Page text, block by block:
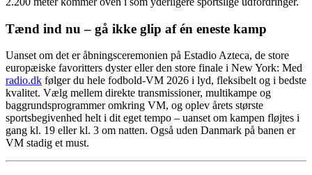
Tænd ind nu – gå ikke glip af én eneste kamp
Uanset om det er åbningsceremonien på Estadio Azteca, de store
europæiske favoritters dyster eller den store finale i New York: Med
radio.dk følger du hele fodbold-VM 2026 i lyd, fleksibelt og i bedste
kvalitet. Vælg mellem direkte transmissioner, multikampe og
baggrundsprogrammer omkring VM, og oplev årets største
sportsbegivenhed helt i dit eget tempo – uanset om kampen fløjtes i
gang kl. 19 eller kl. 3 om natten. Også uden Danmark på banen er
VM stadig et must.